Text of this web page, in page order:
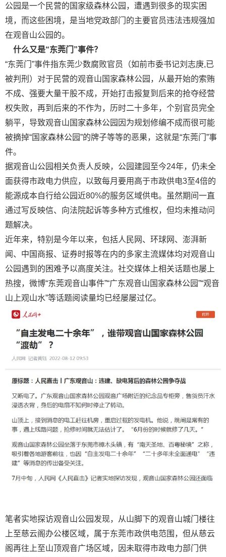
公园是一个民营的国家级森林公园，遭遇到很多的现实困
境，而这些困境，是当地党政部门的主要官员违法违规强加
在观音山公园的。
什么又是“东莞门”事件？
“东莞门”事件指东莞少数腐败官员（如前市委书记刘志庚,已
被判刑）对于民营的观音山国家森林公园，从最开始的索贿
不成、强要大量干股不成，开始打击报复到后来的抢夺经营
权失败，再到后来的不作为，历时二十多年，个别官员完全
躺平，导致观音山国家森林公园因为规划修编不成而很可能
被摘掉“国家森林公园”的牌子等等的恶果，这就是“东莞门”事
件。
据观音山公园相关负责人反映，公园建园至今24年，仍未全
面获得市政电力供应，以致每月要用高于市政供电3至4倍的
能源成本自行给公园近80%的服务区域供电。虽然期间一直
通过写反映信、向法院起诉等多种方式维权，但均未推动问
题解决。
近年来，特别是今年以来，包括人民网、环球网、澎湃新
闻、中国商报、证券时报等在内的多家主流媒体均对观音山
公园遇到的困难予以高度关注。社交媒体上相关话题也屡上
热搜，微博“东莞观音山事件”“广东观音山国家森林公园”“观音
山上观山水”等话题阅读量均已经屡屡过亿。
笔者实地探访观音山公园发现，从山脚下的观音山城门楼往
上至慈云阁办公楼区域，属于东莞市政供电范围，但从慈云
阁再往上至山顶观音广场区域，因未取得市政电力部门供